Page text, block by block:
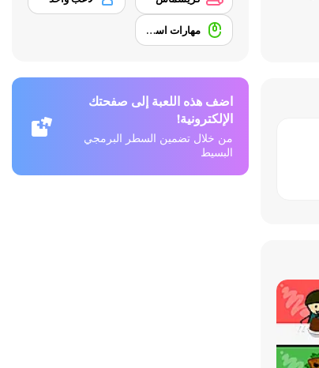
مهارات استخدام الفأرة
اضف هذه اللعبة إلى صفحتك
الإلكترونية!
من خلال تضمين السطر البرمجي
البسيط